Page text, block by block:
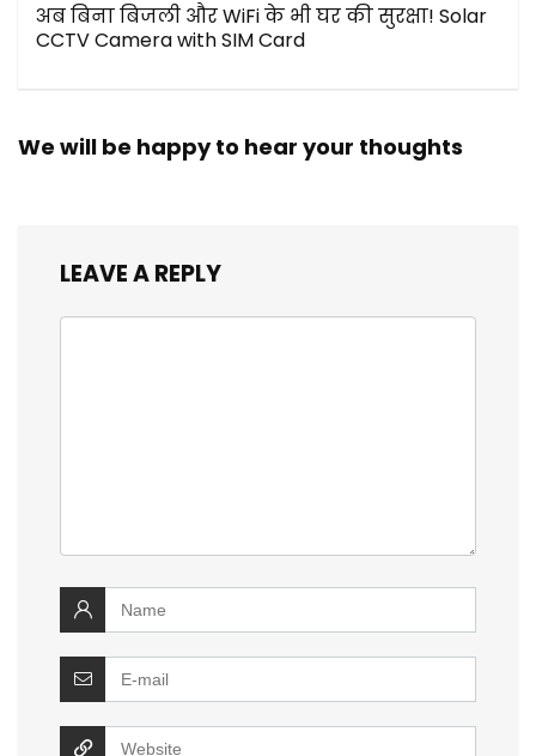
अब बिना बिजली और WiFi के भी घर की सुरक्षा! Solar
CCTV Camera with SIM Card
We will be happy to hear your thoughts
LEAVE A REPLY